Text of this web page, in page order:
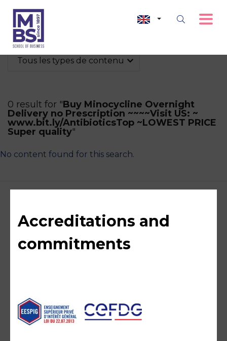
Tous les types de contenu
0 result for "Buy Minocycline Overnight
Delivery no Prescription ~~~~Visit US: ~
www.bit.ly/AntibioticsTop ~LOWEST PRICE
Super quality"
No content found for this search.
Accreditations and
commitments